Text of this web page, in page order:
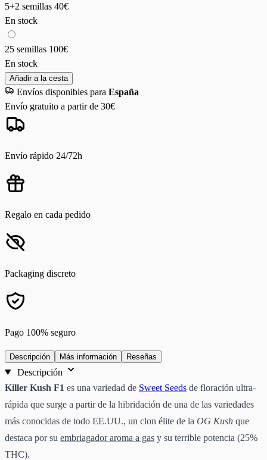
5+2 semillas 40€
En stock
25 semillas 100€
En stock
Añadir a la cesta
Envíos disponibles para España
Envío gratuito a partir de 30€
Envío rápido 24/72h
Regalo en cada pedido
Packaging discreto
Pago 100% seguro
Descripción Más información Reseñas
Descripción
Killer Kush F1 es una variedad de Sweet Seeds de floración ultra-
rápida que surge a partir de la hibridación de una de las variedades
más conocidas de todo EE.UU., un clon élite de la OG Kush que
destaca por su embriagador aroma a gas y su terrible potencia (25%
THC).